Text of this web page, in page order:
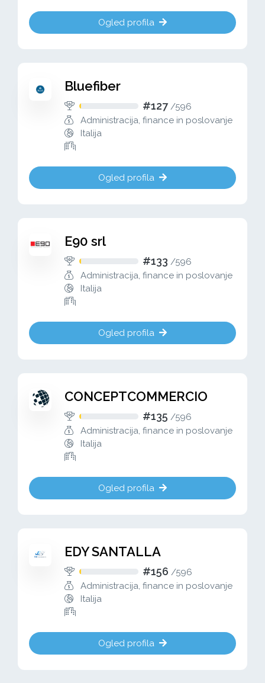
Ogled profila
Bluefiber
#127 /596
Administracija, finance in poslovanje
Italija
Ogled profila
E90 srl
#133 /596
Administracija, finance in poslovanje
Italija
Ogled profila
CONCEPTCOMMERCIO
#135 /596
Administracija, finance in poslovanje
Italija
Ogled profila
EDY SANTALLA
#156 /596
Administracija, finance in poslovanje
Italija
Ogled profila